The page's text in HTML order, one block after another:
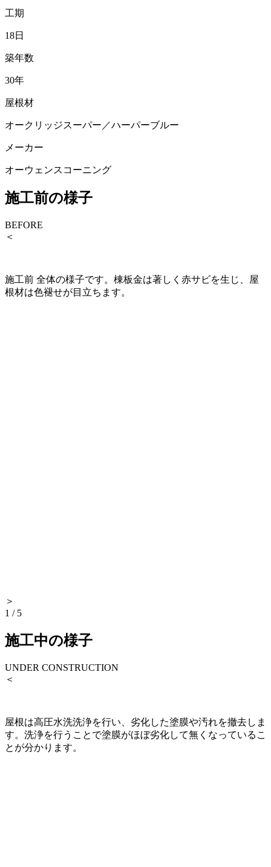
工期
18日
築年数
30年
屋根材
オークリッジスーパー／ハーパーブルー
メーカー
オーウェンスコーニング
施工前の様子
BEFORE
＜
施工前 全体の様子です。棟板金は著しく赤サビを生じ、屋
根材は色褪せが目立ちます。
＞
1 / 5
施工中の様子
UNDER CONSTRUCTION
＜
屋根は高圧水洗洗浄を行い、劣化した塗膜や汚れを撤去しま
す。洗浄を行うことで塗膜がほぼ劣化して無くなっているこ
とが分かります。